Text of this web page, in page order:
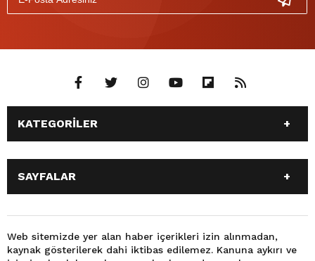
KATEGORİLER
ANASAYFA
GÜNDEM
SİYASET
SPOR
EKONOMİ
TEKNOLOJİ
3. SAYFA
BÜYÜKŞEHİR BELEDİYESİ
DÜNYA
FOTO GALERİ
KÜLTÜR SANAT
SAYFALAR
SİYASET
EĞİTİM
SPOR
EKONOMİ
Web sitemizde yer alan haber içerikleri izin alınmadan,
kaynak gösterilerek dahi iktibas edilemez. Kanuna aykırı ve